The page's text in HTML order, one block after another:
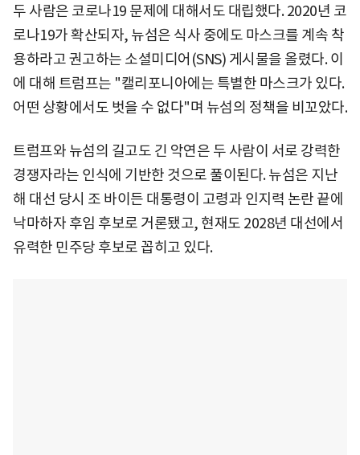
두 사람은 코로나19 문제에 대해서도 대립했다. 2020년 코
로나19가 확산되자, 뉴섬은 식사 중에도 마스크를 계속 착
용하라고 권고하는 소셜미디어(SNS) 게시물을 올렸다. 이
에 대해 트럼프는 "캘리포니아에는 특별한 마스크가 있다.
어떤 상황에서도 벗을 수 없다"며 뉴섬의 정책을 비꼬았다.
트럼프와 뉴섬의 길고도 긴 악연은 두 사람이 서로 강력한
경쟁자라는 인식에 기반한 것으로 풀이된다. 뉴섬은 지난
해 대선 당시 조 바이든 대통령이 고령과 인지력 논란 끝에
낙마하자 후임 후보로 거론됐고, 현재도 2028년 대선에서
유력한 민주당 후보로 꼽히고 있다.